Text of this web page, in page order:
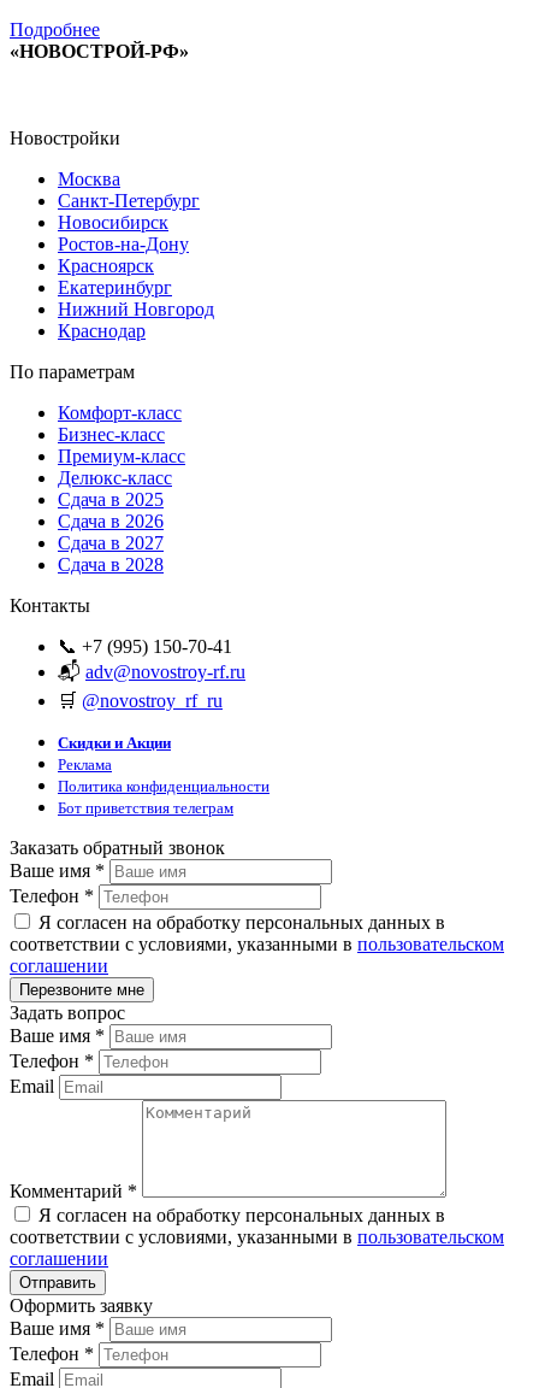
Подробнее
«НОВОСТРОЙ-РФ»
Новостройки
Москва
Санкт-Петербург
Новосибирск
Ростов-на-Дону
Красноярск
Екатеринбург
Нижний Новгород
Краснодар
По параметрам
Комфорт-класс
Бизнес-класс
Премиум-класс
Делюкс-класс
Сдача в 2025
Сдача в 2026
Сдача в 2027
Сдача в 2028
Контакты
📞 +7 (995) 150-70-41
📬 adv@novostroy-rf.ru
🛒 @novostroy_rf_ru
Скидки и Акции
Реклама
Политика конфиденциальности
Бот приветствия телеграм
Заказать обратный звонок
Ваше имя *
Телефон *
Я согласен на обработку персональных данных в
соответствии с условиями, указанными в пользовательском
соглашении
Задать вопрос
Ваше имя *
Телефон *
Email
Комментарий *
Я согласен на обработку персональных данных в
соответствии с условиями, указанными в пользовательском
соглашении
Оформить заявку
Ваше имя *
Телефон *
Email